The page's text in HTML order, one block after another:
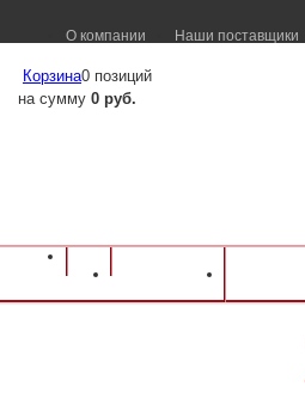
О компании Наши поставщики
Корзина0 позиций
на сумму 0 руб.
Оборудование для ресторанов и кафе